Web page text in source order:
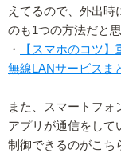
えてるので、外出時
のも1つの方法だと思
・
【スマホのコツ
無線LANサービスま
また、スマートフ
アプリが通信をして
制御できるのがこち